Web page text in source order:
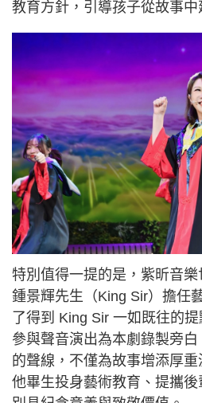
教育方針，引導孩子從故事中
特別值得一提的是，紫昕音樂
鍾景輝先生（King Sir）擔任
了得到 King Sir 一如既往的
參與聲音演出為本劇錄製旁
的聲線，不僅為故事增添厚
他畢生投身藝術教育、提攜